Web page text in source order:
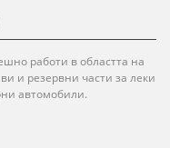
работи в областта на
и резервни части за леки
автомобили.